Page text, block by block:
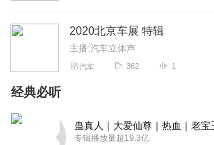
2020北京车展 特辑
主播:汽车立体声
汽车 362 1
经典必听
专辑播放量超19.3亿